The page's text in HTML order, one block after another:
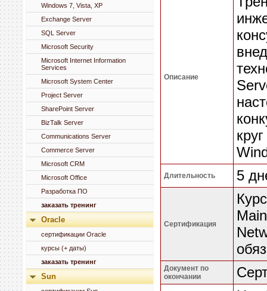
Windows 7, Vista, XP
Exchange Server
SQL Server
Microsoft Security
Microsoft Internet Information
Services
Microsoft System Center
Project Server
SharePoint Server
BizTalk Server
Communications Server
Commerce Server
Microsoft CRM
Microsoft Office
Разработка ПО
заказать тренинг
Oracle
сертификации Oracle
курсы (+ даты)
заказать тренинг
Sun
Описание
Длительность 5
Сертификация
Документ по
окончании